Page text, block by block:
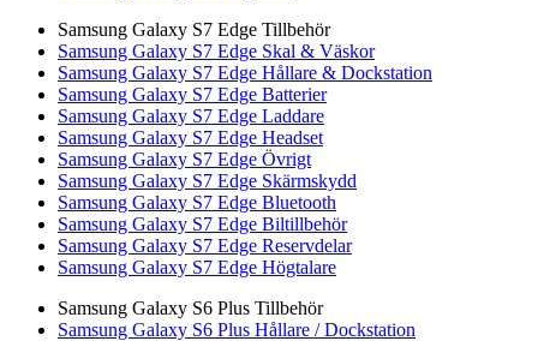
Samsung Galaxy S7 Edge Tillbehör
Samsung Galaxy S7 Edge Skal & Väskor
Samsung Galaxy S7 Edge Hållare & Dockstation
Samsung Galaxy S7 Edge Batterier
Samsung Galaxy S7 Edge Laddare
Samsung Galaxy S7 Edge Headset
Samsung Galaxy S7 Edge Övrigt
Samsung Galaxy S7 Edge Skärmskydd
Samsung Galaxy S7 Edge Bluetooth
Samsung Galaxy S7 Edge Biltillbehör
Samsung Galaxy S7 Edge Reservdelar
Samsung Galaxy S7 Edge Högtalare
Samsung Galaxy S6 Plus Tillbehör
Samsung Galaxy S6 Plus Hållare / Dockstation